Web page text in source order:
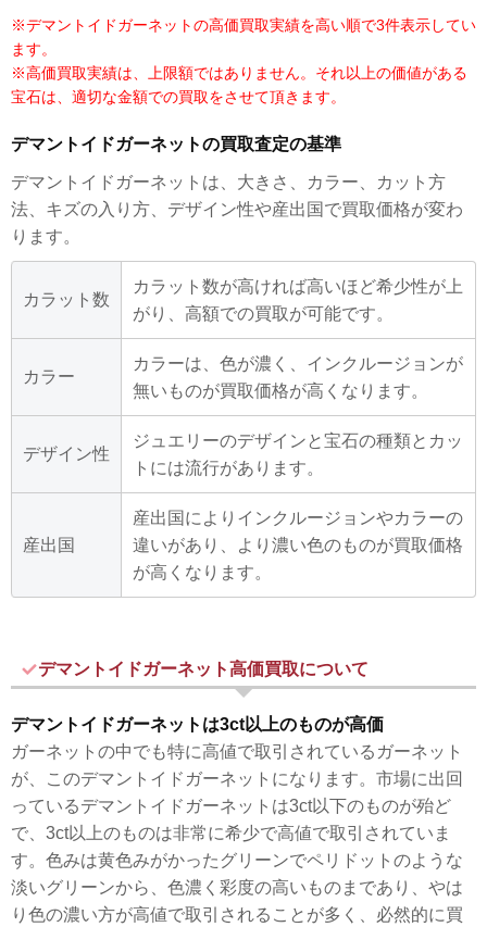
※デマントイドガーネットの高価買取実績を高い順で3件表示してい
ます。
※高価買取実績は、上限額ではありません。それ以上の価値がある
宝石は、適切な金額での買取をさせて頂きます。
デマントイドガーネットの買取査定の基準
デマントイドガーネットは、大きさ、カラー、カット方
法、キズの入り方、デザイン性や産出国で買取価格が変わ
ります。
カラット数
カラット数が高ければ高いほど希少性が上
がり、高額での買取が可能です。
カラー
カラーは、色が濃く、インクルージョンが
無いものが買取価格が高くなります。
デザイン性
ジュエリーのデザインと宝石の種類とカッ
トには流行があります。
産出国
産出国によりインクルージョンやカラーの
違いがあり、より濃い色のものが買取価格
が高くなります。
デマントイドガーネット高価買取について
デマントイドガーネットは3ct以上のものが高価
ガーネットの中でも特に高値で取引されているガーネット
が、このデマントイドガーネットになります。市場に出回
っているデマントイドガーネットは3ct以下のものが殆ど
で、3ct以上のものは非常に希少で高値で取引されていま
す。色みは黄色みがかったグリーンでペリドットのような
淡いグリーンから、色濃く彩度の高いものまであり、やは
り色の濃い方が高値で取引されることが多く、必然的に買